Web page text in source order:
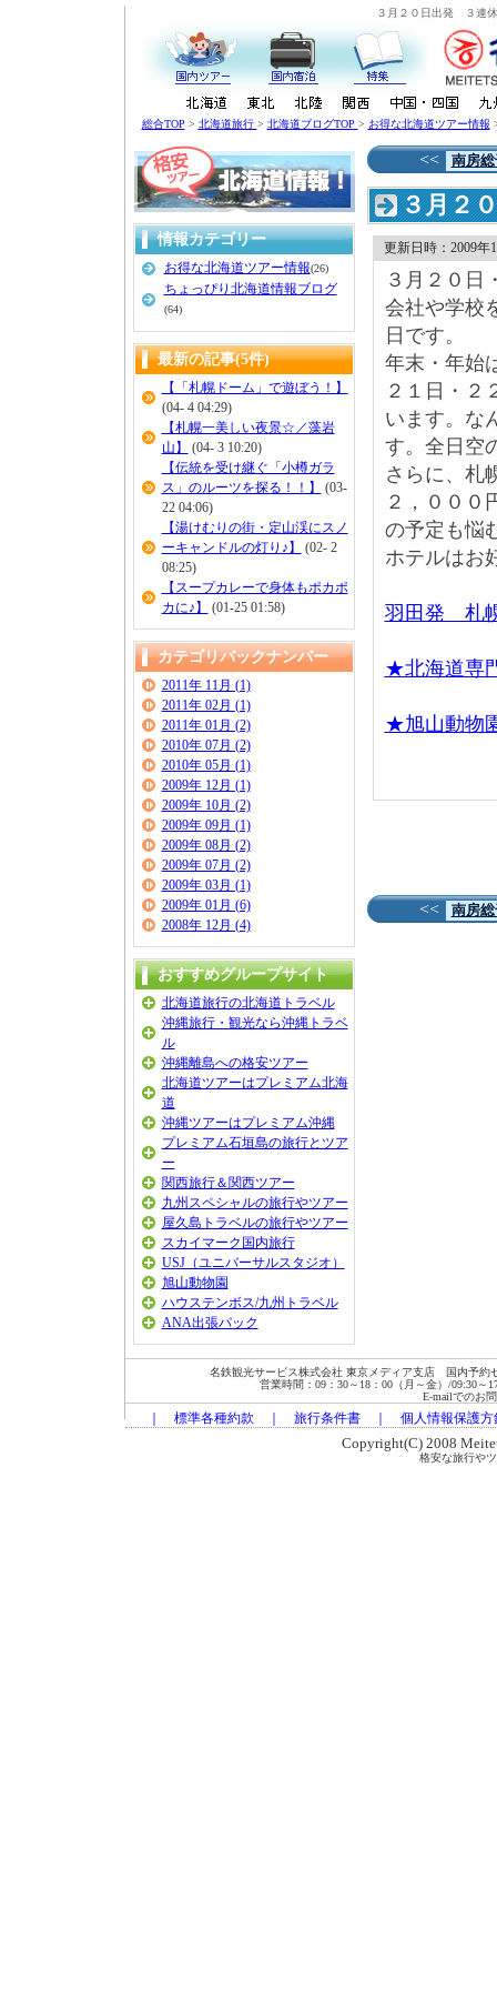
３月２０日出発 ３連
総合TOP > 北海道旅行 > 北海道ブログTOP > お得な北海道ツアー情報
情報カテゴリー
お得な北海道ツアー情報(26)
ちょっぴり北海道情報ブログ
(64)
最新の記事(5件)
【「札幌ドーム」で遊ぼう！】
(04- 4 04:29)
【札幌一美しい夜景☆／藻岩
山】
(04- 3 10:20)
【伝統を受け継ぐ「小樽ガラ
ス」のルーツを探る！！】
(03-
22 04:06)
【湯けむりの街・定山渓にスノ
ーキャンドルの灯り♪】
(02- 2
08:25)
【スープカレーで身体もポカポ
カに♪】
(01-25 01:58)
カテゴリバックナンバー
2011年 11月 (1)
2011年 02月 (1)
2011年 01月 (2)
2010年 07月 (2)
2010年 05月 (1)
2009年 12月 (1)
2009年 10月 (2)
2009年 09月 (1)
2009年 08月 (2)
2009年 07月 (2)
2009年 03月 (1)
2009年 01月 (6)
2008年 12月 (4)
おすすめグループサイト
北海道旅行の北海道トラベル
沖縄旅行・観光なら沖縄トラベ
ル
沖縄離島への格安ツアー
北海道ツアーはプレミアム北海
道
沖縄ツアーはプレミアム沖縄
プレミアム石垣島の旅行とツア
ー
関西旅行＆関西ツアー
九州スペシャルの旅行やツアー
屋久島トラベルの旅行やツアー
スカイマーク国内旅行
USJ（ユニバーサルスタジオ）
旭山動物園
ハウステンボス/九州トラベル
ANA出張パック
<< 南房
３月２
更新日時：2009年
３月２０日
会社や学校
日です。
年末・年始
２１日・２
います。な
す。全日空
さらに、札
２，０００
の予定も悩
ホテルはお
羽田発 札
★北海道専
★旭山動物
<< 南房
名鉄観光サービス株式会社 東京メディア支店 国内予約
営業時間：09：30～18：00（月～金）/09:30～
E-mailでのお
標準各種約款 旅行条件書｜ 個人情報保護方
Copyright(C) 2008
格安な旅行や